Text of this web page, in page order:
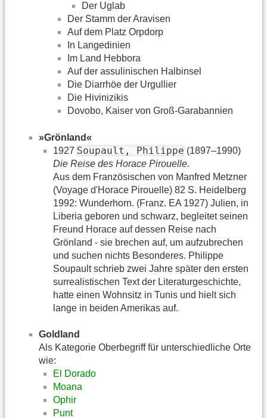
Der Uglab
Der Stamm der Aravisen
Auf dem Platz Orpdorp
In Langedinien
Im Land Hebbora
Auf der assulinischen Halbinsel
Die Diarrhöe der Urgullier
Die Hivinizikis
Dovobo, Kaiser von Groß-Garabannien
»Grönland«
1927 Soupault, Philippe (1897–1990)
Die Reise des Horace Pirouelle.
Aus dem Französischen von Manfred Metzner
(Voyage d'Horace Pirouelle) 82 S. Heidelberg
1992: Wunderhorn. (Franz. EA 1927) Julien, in
Liberia geboren und schwarz, begleitet seinen
Freund Horace auf dessen Reise nach
Grönland - sie brechen auf, um aufzubrechen
und suchen nichts Besonderes. Philippe
Soupault schrieb zwei Jahre später den ersten
surrealistischen Text der Literaturgeschichte,
hatte einen Wohnsitz in Tunis und hielt sich
lange in beiden Amerikas auf.
Goldland
Als Kategorie Oberbegriff für unterschiedliche Orte
wie:
El Dorado
Moana
Ophir
Punt